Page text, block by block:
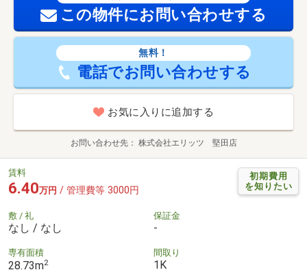
この物件にお問い合わせする
無料！
電話でお問い合わせする
お気に入りに追加する
お問い合わせ先 株式会社エリッツ 堅田店
初期費用
を知りたい
賃料
6.40万円 / 管理費等 3000円
敷 / 礼
なし / なし
保証金
-
専有面積
28.73m2
間取り
1K